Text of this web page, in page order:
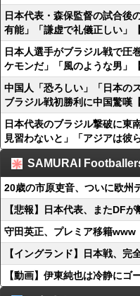
日本代表・森保監督の試合後
有能」「謙虚で礼儀正しい」
日本人選手がブラジル戦で圧
ケモンだ」「風のような男」
中国人「恐ろしい」「日本の
ブラジル戦初勝利に中国驚嘆
日本代表のブラジル撃破に東
見習わないと」「アジアは彼
SAMURAI
20歳の市原吏音、ついに欧州
【悲報】日本代表、またDF
守田英正、プレミア移籍www
【イングランド】日本戦、完
【動画】伊東純也は冷静にゴ